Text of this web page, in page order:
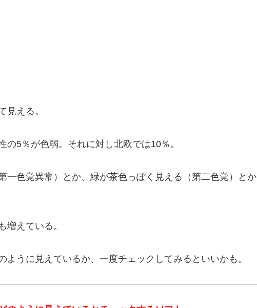
える。
5％が色弱。それに対し北欧では10％。
色覚異常）とか、緑が茶色っぽく見える（第二色覚）とか
えている。
うに見えているか、一度チェックしてみるといいかも。